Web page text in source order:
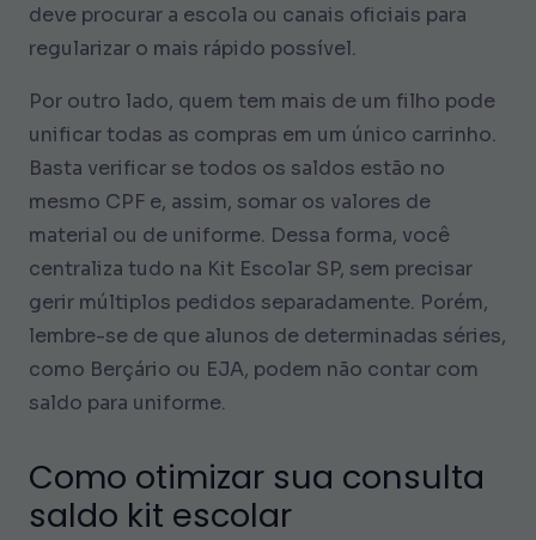
deve procurar a escola ou canais oficiais para
regularizar o mais rápido possível.
Por outro lado, quem tem mais de um filho pode
unificar todas as compras em um único carrinho.
Basta verificar se todos os saldos estão no
mesmo CPF e, assim, somar os valores de
material ou de uniforme. Dessa forma, você
centraliza tudo na Kit Escolar SP, sem precisar
gerir múltiplos pedidos separadamente. Porém,
lembre-se de que alunos de determinadas séries,
como Berçário ou EJA, podem não contar com
saldo para uniforme.
Como otimizar sua consulta
saldo kit escolar